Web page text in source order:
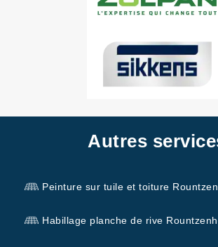
Autres
Peinture sur tuile et toiture
Habillage planche de rive